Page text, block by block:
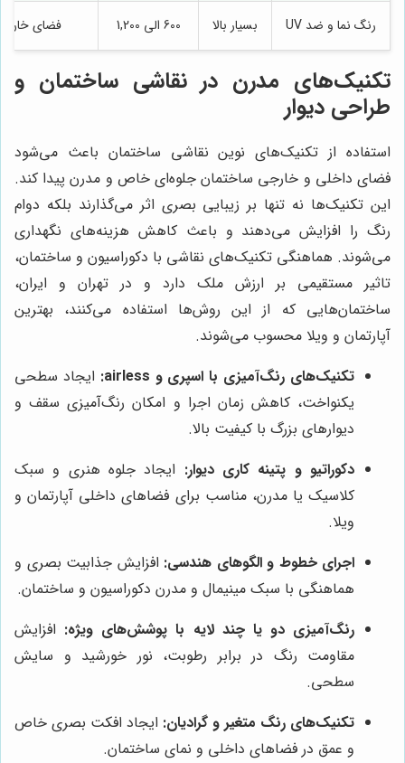
رنگ نما و ضد UV بسیار بالا 600 الی 1,200 فضای
تکنیک‌های مدرن در نقاشی ساختمان و
طراحی دیوار
استفاده از تکنیک‌های نوین نقاشی ساختمان باعث می‌شود
فضای داخلی و خارجی ساختمان جلوه‌ای خاص و مدرن پیدا کند.
این تکنیک‌ها نه تنها بر زیبایی بصری اثر می‌گذارند بلکه دوام
رنگ را افزایش می‌دهند و باعث کاهش هزینه‌های نگهداری
می‌شوند. هماهنگی تکنیک‌های نقاشی با دکوراسیون و ساختمان،
تاثیر مستقیمی بر ارزش ملک دارد و در تهران و ایران،
ساختمان‌هایی که از این روش‌ها استفاده می‌کنند، بهترین
آپارتمان و ویلا محسوب می‌شوند.
تکنیک‌های رنگ‌آمیزی با اسپری و airless:
ایجاد سطحی
یکنواخت، کاهش زمان اجرا و امکان رنگ‌آمیزی سقف و
دیوارهای بزرگ با کیفیت بالا.
دکوراتیو و پتینه کاری دیوار: ایجاد جلوه هنری و سبک
کلاسیک یا مدرن، مناسب برای فضاهای داخلی آپارتمان و
ویلا.
اجرای خطوط و الگوهای هندسی: افزایش جذابیت بصری و
هماهنگی با سبک مینیمال و مدرن دکوراسیون و ساختمان.
رنگ‌آمیزی دو یا چند لایه با پوشش‌های ویژه: افزایش
مقاومت رنگ در برابر رطوبت، نور خورشید و سایش
سطحی.
تکنیک‌های رنگ متغیر و گرادیان: ایجاد افکت بصری خاص
و عمق در فضاهای داخلی و نمای ساختمان.